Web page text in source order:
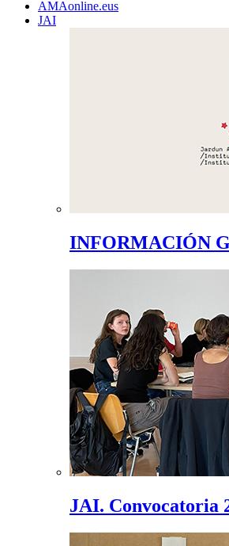
AMAonline.eus
JAI
INFORMACIÓN
JAI. Convocatoria